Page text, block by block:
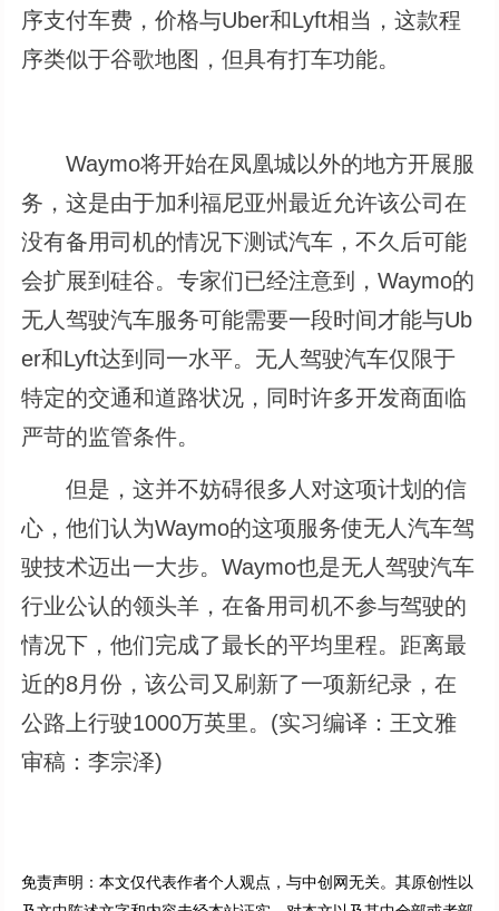
序支付车费，价格与Uber和Lyft相当，这款程
序类似于谷歌地图，但具有打车功能。
Waymo将开始在凤凰城以外的地方开展服
务，这是由于加利福尼亚州最近允许该公司在
没有备用司机的情况下测试汽车，不久后可能
会扩展到硅谷。专家们已经注意到，Waymo的
无人驾驶汽车服务可能需要一段时间才能与Ub
er和Lyft达到同一水平。无人驾驶汽车仅限于
特定的交通和道路状况，同时许多开发商面临
严苛的监管条件。
但是，这并不妨碍很多人对这项计划的信
心，他们认为Waymo的这项服务使无人汽车驾
驶技术迈出一大步。Waymo也是无人驾驶汽车
行业公认的领头羊，在备用司机不参与驾驶的
情况下，他们完成了最长的平均里程。距离最
近的8月份，该公司又刷新了一项新纪录，在
公路上行驶1000万英里。(实习编译：王文雅
审稿：李宗泽)
免责声明：本文仅代表作者个人观点，与中创网无关。其原创性以